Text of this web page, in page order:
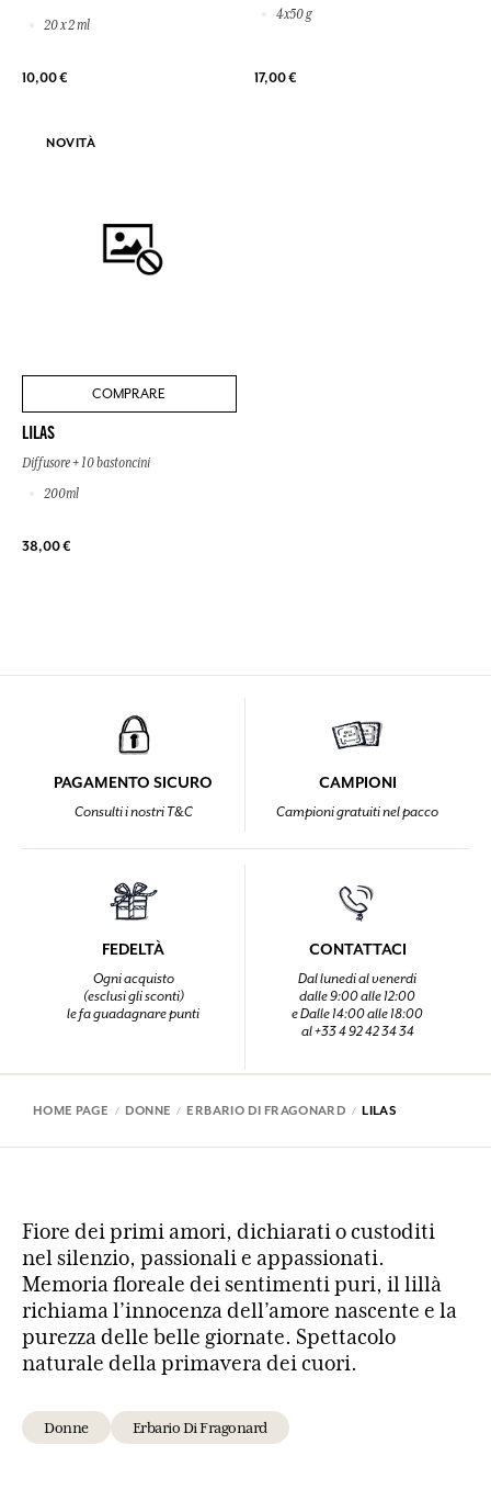
20 x 2 ml
10,00 €
4x50 g
17,00 €
NOVITÀ
COMPRARE
LILAS
Diffusore + 10 bastoncini
200ml
38,00 €
PAGAMENTO SICURO
Consulti i nostri T&C
CAMPIONI
Campioni gratuiti nel pacco
FEDELTÀ
Ogni acquisto
(esclusi gli sconti)
le fa guadagnare punti
CONTATTACI
Dal lunedi al venerdi
dalle 9:00 alle 12:00
e Dalle 14:00 alle 18:00
al +33 4 92 42 34 34
HOME PAGE DONNE ERBARIO DI FRAGONARD LILAS
Fiore dei primi amori, dichiarati o custoditi
nel silenzio, passionali e appassionati.
Memoria floreale dei sentimenti puri, il lillà
richiama l’innocenza dell’amore nascente e la
purezza delle belle giornate. Spettacolo
naturale della primavera dei cuori.
Donne Erbario Di Fragonard